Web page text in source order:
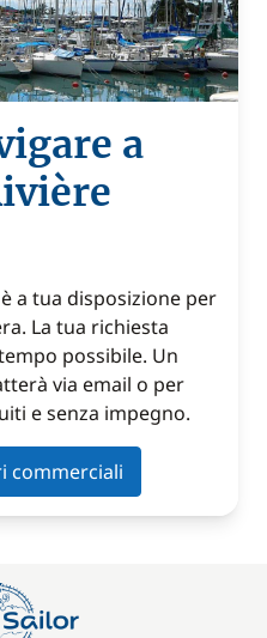
a
a tua disposizione per
La tua richiesta
possibile. Un
via email o per
e senza impegno.
commerciali